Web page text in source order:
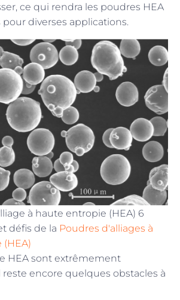
ce qui rendra les poudres HEA
pour diverses applications.
à haute entropie (HEA) 6
défis de la Poudres d'alliages à
HEA sont extrêmement
encore quelques obstacles à